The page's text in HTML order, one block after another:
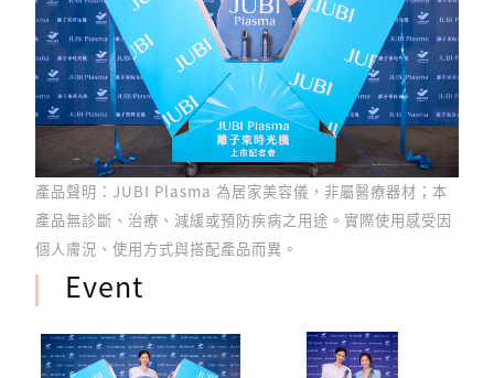
產品聲明：JUBI Plasma 為居家美容儀，非屬醫療器材；本
產品無診斷、治療、減緩或預防疾病之用途。實際使用感受因
個人膚況、使用方式與搭配產品而異。
Event